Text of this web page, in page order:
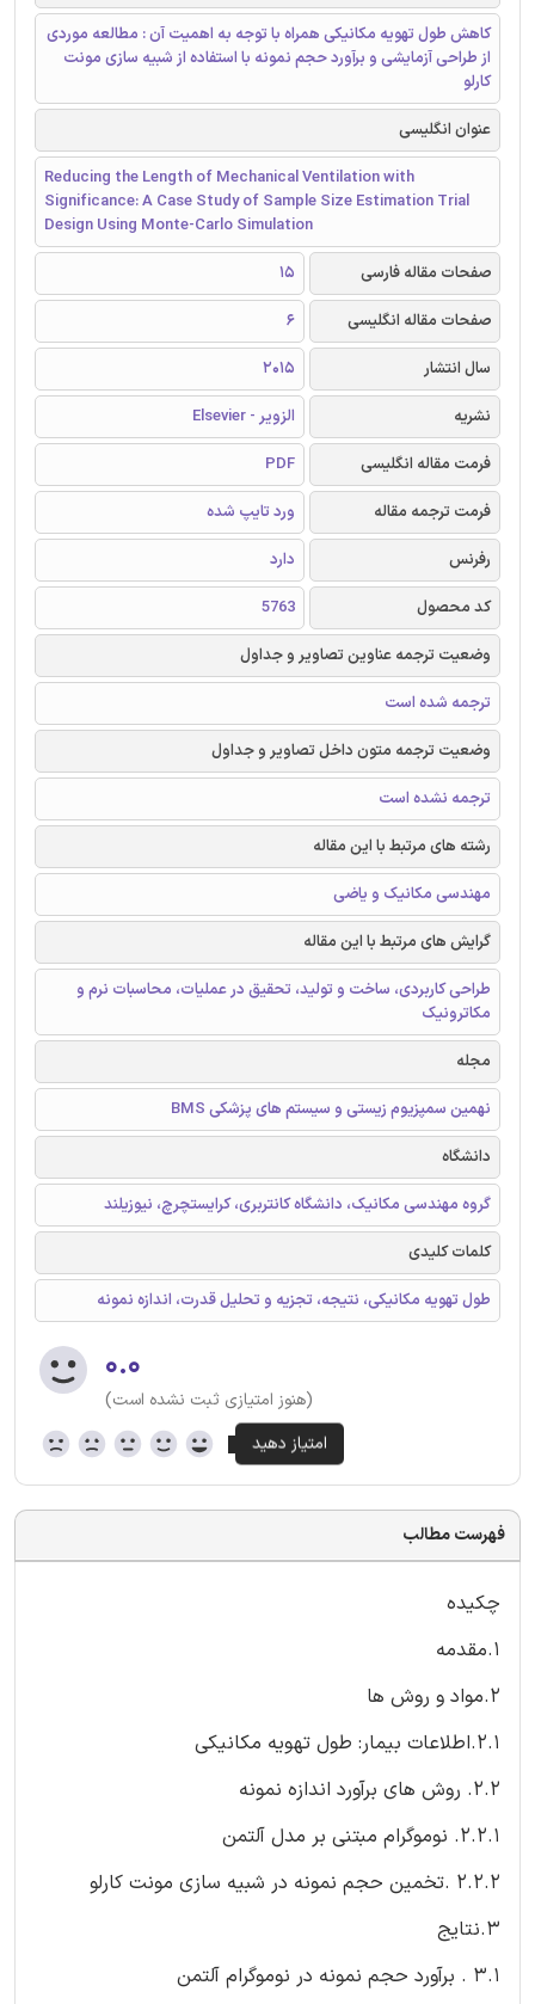
کاهش طول تهویه مکانیکی همراه با توجه به اهمیت آن : مطالعه موردی
از طراحی آزمایشی و برآورد حجم نمونه با استفاده از شبیه سازی مونت
کارلو
عنوان انگلیسی
Reducing the Length of Mechanical Ventilation with
Significance: A Case Study of Sample Size Estimation Trial
Design Using Monte-Carlo Simulation
صفحات مقاله فارسی
15
صفحات مقاله انگلیسی
6
سال انتشار
2015
نشریه
الزویر - Elsevier
فرمت مقاله انگلیسی
PDF
فرمت ترجمه مقاله
ورد تایپ شده
رفرنس
دارد
کد محصول
5763
وضعیت ترجمه عناوین تصاویر و جداول
ترجمه شده است
وضعیت ترجمه متون داخل تصاویر و جداول
ترجمه نشده است
رشته های مرتبط با این مقاله
مهندسی مکانیک و یاضی
گرایش های مرتبط با این مقاله
طراحی کاربردی، ساخت و تولید، تحقیق در عملیات، محاسبات نرم و
مکاترونیک
مجله
نهمین سمپزیوم زیستی و سیستم های پزشکی BMS
دانشگاه
گروه مهندسی مکانیک، دانشگاه کانتربری، کرایستچرچ، نیوزیلند
کلمات کلیدی
طول تهویه مکانیکی، نتیجه، تجزیه و تحلیل قدرت، اندازه نمونه
۰.۰
(هنوز امتیازی ثبت نشده است)
فهرست مطالب
چکیده
1.مقدمه
2.مواد و روش ها
2.1.اطلاعات بیمار: طول تهویه مکانیکی
2.2. روش های برآورد اندازه نمونه
2.2.1. نوموگرام مبتنی بر مدل آلتمن
2.2.2 .تخمین حجم نمونه در شبیه سازی مونت کارلو
3.نتایج
3.1 . برآورد حجم نمونه در نوموگرام آلتمن